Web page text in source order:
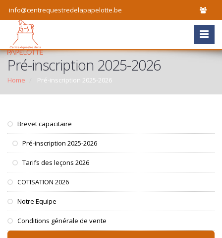
info@centrequestredelapapelotte.be
Pré-inscription 2025-2026
Home Pré-inscription 2025-2026
Brevet capacitaire
Pré-inscription 2025-2026
Tarifs des leçons 2026
COTISATION 2026
Notre Equipe
Conditions générale de vente